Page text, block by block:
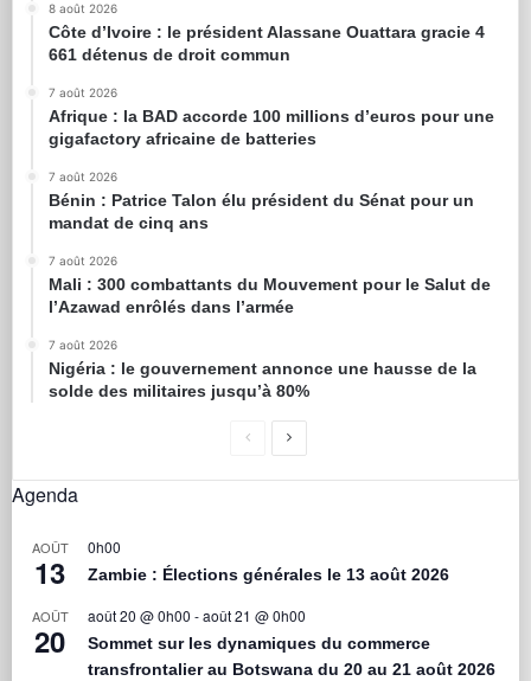
8 août 2026
Côte d’Ivoire : le président Alassane Ouattara gracie 4
661 détenus de droit commun
7 août 2026
Afrique : la BAD accorde 100 millions d’euros pour une
gigafactory africaine de batteries
7 août 2026
Bénin : Patrice Talon élu président du Sénat pour un
mandat de cinq ans
7 août 2026
Mali : 300 combattants du Mouvement pour le Salut de
l’Azawad enrôlés dans l’armée
7 août 2026
Nigéria : le gouvernement annonce une hausse de la
solde des militaires jusqu’à 80%
Agenda
AOÛT
13
0h00
Zambie : Élections générales le 13 août 2026
AOÛT
20
août 20 @ 0h00 -août 21 @ 0h00
Sommet sur les dynamiques du commerce
transfrontalier au Botswana du 20 au 21 août 2026